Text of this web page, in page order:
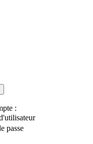
:
passe